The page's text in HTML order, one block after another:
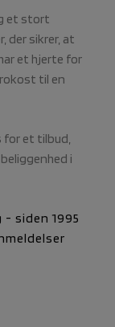
et stort
der sikrer, at
et hjerte for
til en
for et tilbud,
i
siden 1995